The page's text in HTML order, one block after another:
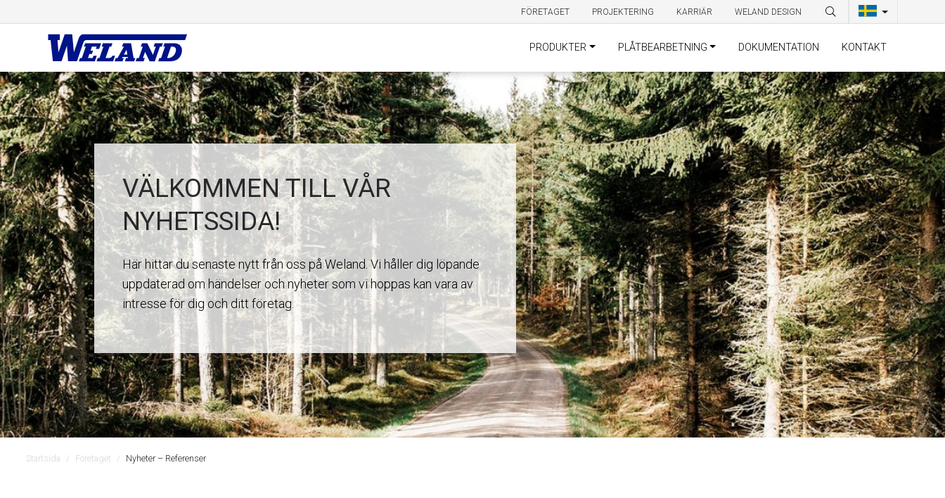
FÖRETAGET PROJEKTERING KARRIÄR WELAND DESIGN
PRODUKTER PLÅTBEARBETNING DOKUMENTATION KONTAKT
VÄLKOMMEN TILL VÅR
NYHETSSIDA!
Här hittar du senaste nytt från oss på Weland. Vi håller dig löpande
uppdaterad om händelser och nyheter som vi hoppas kan vara av
intresse för dig och ditt företag.
Startsida Företaget Nyheter – Referenser